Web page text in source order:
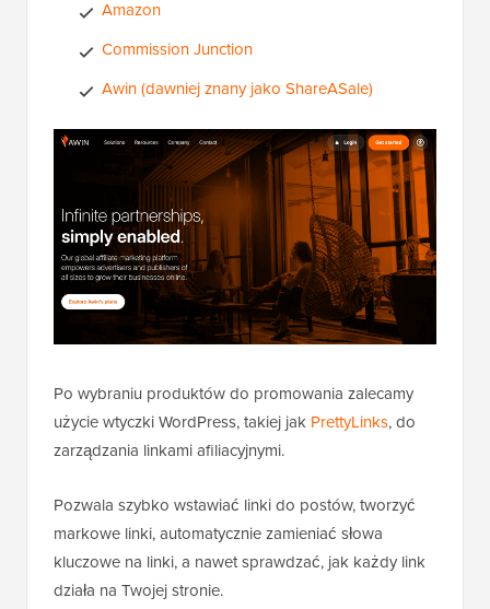
Amazon
Commission Junction
Awin (dawniej znany jako ShareASale)
Po wybraniu produktów do promowania zalecamy
użycie wtyczki WordPress, takiej jak PrettyLinks, do
zarządzania linkami afiliacyjnymi.
Pozwala szybko wstawiać linki do postów, tworzyć
markowe linki, automatycznie zamieniać słowa
kluczowe na linki, a nawet sprawdzać, jak każdy link
działa na Twojej stronie.